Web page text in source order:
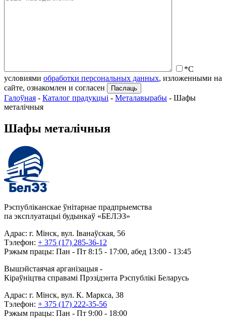
*С
условиями обработки персональных данных, изложенными на
сайте, ознакомлен и согласен
Галоўная - Каталог прадукцыі - Металавырабы - Шафы
металічныя
Шафы металічныя
Рэспубліканскае ўнітарнае прадпрыемства
па эксплуатацыі будынкаў «БЕЛЭЗ»
Адрас: г. Мінск, вул. Іванаўская, 56
Тэлефон: + 375 (17) 285-36-12
Рэжым працы: Пан - Пт 8:15 - 17:00, абед 13:00 - 13:45
Вышэйстаячая арганізацыя -
Кіраўніцтва справамі Прэзідэнта Рэспублікі Беларусь
Адрас: г. Мінск, вул. К. Маркса, 38
Тэлефон: + 375 (17) 222-35-56
Рэжым працы: Пан - Пт 9:00 - 18:00